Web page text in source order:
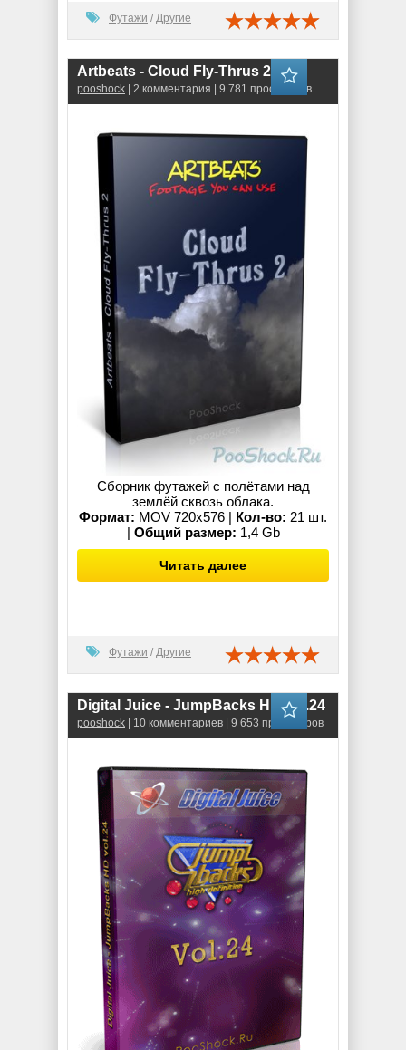
Футажи / Другие
Artbeats - Cloud Fly-Thrus 2 (SD)
pooshock | 2 комментария | 9 781 просмотров
Сборник футажей с полётами над
землёй сквозь облака.
Формат: MOV 720x576 | Кол-во: 21 шт.
| Общий размер: 1,4 Gb
Читать далее
Футажи / Другие
Digital Juice - JumpBacks HD vol.24
pooshock | 10 комментариев | 9 653 просмотров